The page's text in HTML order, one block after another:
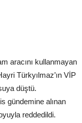
aracını kullanmayan
Türkyılmaz’ın VİP
düştü.
gündemine alınan
reddedildi.